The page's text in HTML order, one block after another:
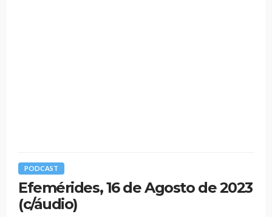
PODCAST
Efemérides, 16 de Agosto de 2023
(c/áudio)